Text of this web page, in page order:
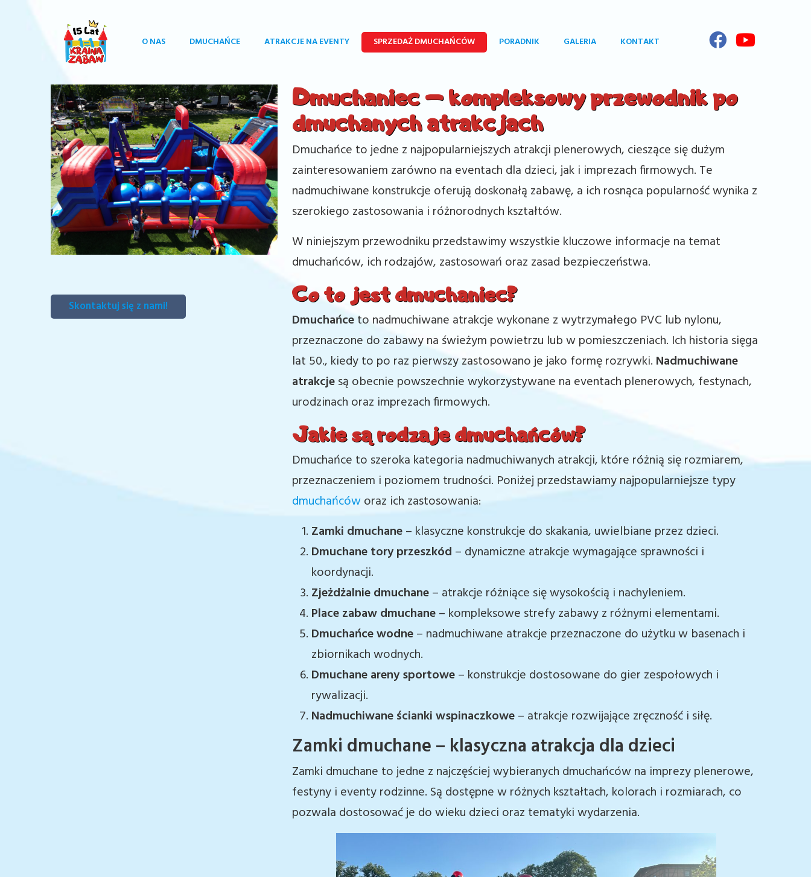
O NAS DMUCHAŃCE ATRAKCJE NA EVENTY SPRZEDAŻ DMUCHAŃCÓW PORADNIK GALERIA KONTAKT
Skontaktuj się z nami!
Dmuchaniec – kompleksowy przewodnik po
dmuchanych atrakcjach
Dmuchańce to jedne z najpopularniejszych atrakcji plenerowych, cieszące się dużym
zainteresowaniem zarówno na eventach dla dzieci, jak i imprezach firmowych. Te
nadmuchiwane konstrukcje oferują doskonałą zabawę, a ich rosnąca popularność wynika z
szerokiego zastosowania i różnorodnych kształtów.
W niniejszym przewodniku przedstawimy wszystkie kluczowe informacje na temat
dmuchańców, ich rodzajów, zastosowań oraz zasad bezpieczeństwa.
Co to jest dmuchaniec?
Dmuchańceto nadmuchiwane atrakcje wykonane z wytrzymałego PVC lub nylonu,
przeznaczone do zabawy na świeżym powietrzu lub w pomieszczeniach. Ich historia sięga
lat 50., kiedy to po raz pierwszy zastosowano je jako formę rozrywki. Nadmuchiwane
atrakcjesą obecnie powszechnie wykorzystywane na eventach plenerowych, festynach,
urodzinach oraz imprezach firmowych.
Jakie są rodzaje dmuchańców?
Dmuchańce to szeroka kategoria nadmuchiwanych atrakcji, które różnią się rozmiarem,
przeznaczeniem i poziomem trudności. Poniżej przedstawiamy najpopularniejsze typy
dmuchańcóworaz ich zastosowania:
Zamki dmuchane– klasyczne konstrukcje do skakania, uwielbiane przez dzieci.
Dmuchane tory przeszkód – dynamiczne atrakcje wymagające sprawności i
koordynacji.
Zjeżdżalnie dmuchane– atrakcje różniące się wysokością i nachyleniem.
Place zabaw dmuchane– kompleksowe strefy zabawy z różnymi elementami.
Dmuchańce wodne– nadmuchiwane atrakcje przeznaczone do użytku w basenach i
zbiornikach wodnych.
Dmuchane areny sportowe– konstrukcje dostosowane do gier zespołowych i
rywalizacji.
Nadmuchiwane ścianki wspinaczkowe– atrakcje rozwijające zręczność i siłę.
Zamki dmuchane – klasyczna atrakcja dla dzieci
Zamki dmuchane to jedne z najczęściej wybieranych dmuchańców na imprezy plenerowe,
festyny i eventy rodzinne. Są dostępne w różnych kształtach, kolorach i rozmiarach, co
pozwala dostosować je do wieku dzieci oraz tematyki wydarzenia.